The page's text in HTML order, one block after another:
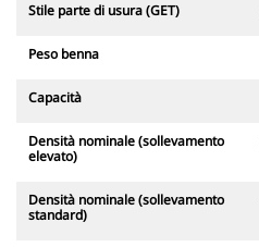
Stile parte di usura (GET)
Peso benna
Capacità
Densità nominale (sollevamento
elevato)
Densità nominale (sollevamento
standard)